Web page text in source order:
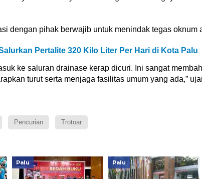
dengan pihak berwajib untuk menindak tegas oknum
Pertalite 320 Kilo Liter Per Hari di Kota Palu
ke saluran drainase kerap dicuri. Ini sangat
turut serta menjaga fasilitas umum yang ada,”
Pencurian Trotoar
Palu Palu